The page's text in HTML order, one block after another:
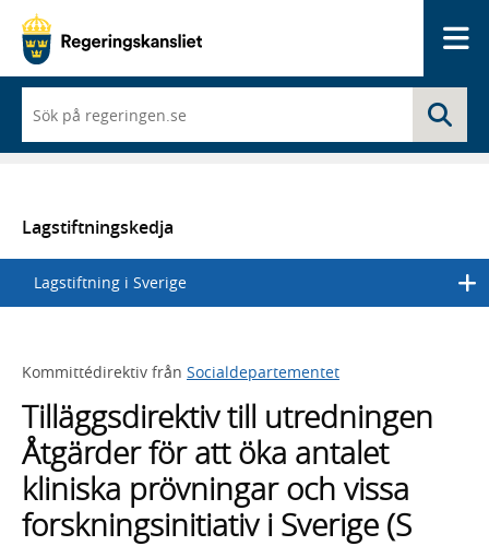
du
börjar
skriva
en
lista
med
sökförslag
Lagstiftningskedja
Lagstiftning i Sverige
Kommittédirektiv från Socialdepartementet
Tilläggsdirektiv till utredningen
Åtgärder för att öka antalet
kliniska prövningar och vissa
forskningsinitiativ i Sverige (S